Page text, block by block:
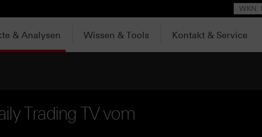
Suche
& Analysen Wissen & Tools Kontakt & Service
Trading TV vom